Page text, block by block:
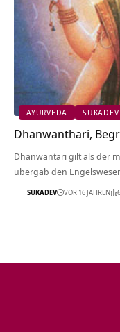
AYURVEDA SUKADEV
Dhanwanthari,
Dhanwantari gilt als der
übergab den
SUKADEV VOR 16 JAHREN